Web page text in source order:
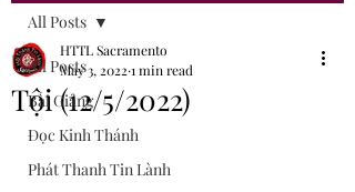
All Posts
Bài Giảng
Đọc Kinh Thánh
Phát Thanh Tin Lành
All Posts
Tội (12/5/2022)
HTTL Sacramento
May 3, 2022 1 min read